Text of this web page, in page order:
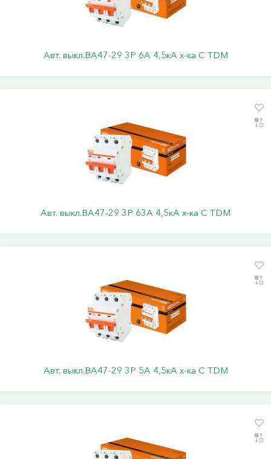
Авт. выкл.ВА47-29 3Р 6А 4,5кА х-ка С TDM
Авт. выкл.ВА47-29 3Р 63А 4,5кА х-ка С TDM
Авт. выкл.ВА47-29 3Р 5А 4,5кА х-ка С TDM